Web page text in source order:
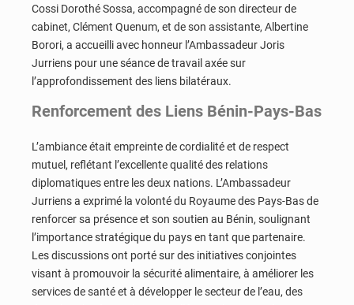
Cossi Dorothé Sossa, accompagné de son directeur de
cabinet, Clément Quenum, et de son assistante, Albertine
Borori, a accueilli avec honneur l’Ambassadeur Joris
Jurriens pour une séance de travail axée sur
l’approfondissement des liens bilatéraux.
Renforcement des Liens Bénin-Pays-Bas
L’ambiance était empreinte de cordialité et de respect
mutuel, reflétant l’excellente qualité des relations
diplomatiques entre les deux nations. L’Ambassadeur
Jurriens a exprimé la volonté du Royaume des Pays-Bas de
renforcer sa présence et son soutien au Bénin, soulignant
l’importance stratégique du pays en tant que partenaire.
Les discussions ont porté sur des initiatives conjointes
visant à promouvoir la sécurité alimentaire, à améliorer les
services de santé et à développer le secteur de l’eau, des